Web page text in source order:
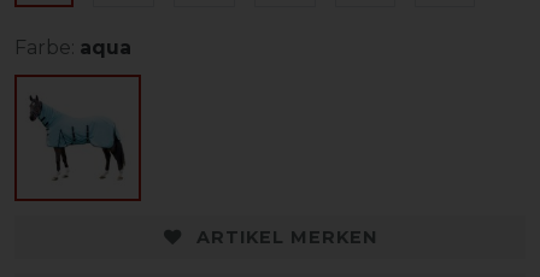
Farbe: aqua
ARTIKEL MERKEN